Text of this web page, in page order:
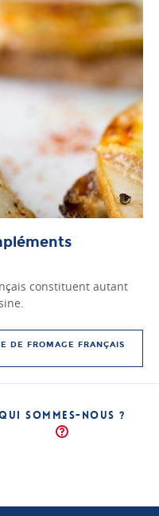
constituent autant
DE FROMAGE FRANÇAIS
SOMMES-NOUS ?